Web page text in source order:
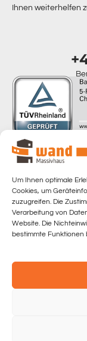
Um Ihnen optimale
Cookies, um
zuzugreifen. Die
Verarbeitung von
Website. Die
bestimmte Funktionen
Ihnen weiterhelfen
Home